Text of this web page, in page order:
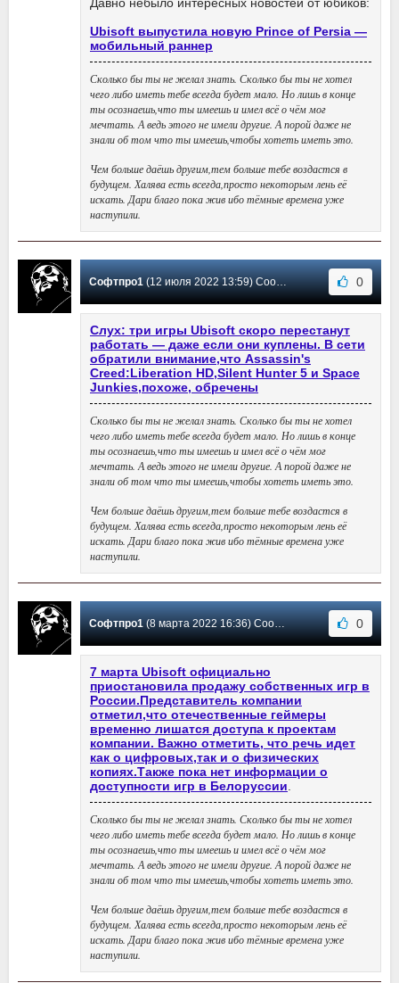
Ubisoft выпустила новую Prince of Persia —
мобильный раннер
Сколько бы ты не желал знать. Сколько бы ты не хотел
чего либо иметь тебе всегда будет мало. Но лишь в конце
ты осознаешь,что ты имеешь и имел всё о чём мог
мечтать. А ведь этого не имели другие. А порой даже не
знали об том что ты имеешь,чтобы хотеть иметь это.
Чем больше даёшь другим,тем больше тебе воздастся в
будущем. Халява есть всегда,просто некоторым лень её
искать. Дари благо пока жив ибо тёмные времена уже
наступили.
Софтпро1(12 июля 2022 13:59) Сообщение #83 0
Слух: три игры Ubisoft скоро перестанут
работать — даже если они куплены. В сети
обратили внимание,что Assassin's
Creed:Liberation HD,Silent Hunter 5 и Space
Junkies,похоже, обречены
Сколько бы ты не желал знать. Сколько бы ты не хотел
чего либо иметь тебе всегда будет мало. Но лишь в конце
ты осознаешь,что ты имеешь и имел всё о чём мог
мечтать. А ведь этого не имели другие. А порой даже не
знали об том что ты имеешь,чтобы хотеть иметь это.
Чем больше даёшь другим,тем больше тебе воздастся в
будущем. Халява есть всегда,просто некоторым лень её
искать. Дари благо пока жив ибо тёмные времена уже
наступили.
Софтпро1(8 марта 2022 16:36) Сообщение #82 0
7 марта Ubisoft официально
приостановила продажу собственных игр в
России.Представитель компании
отметил,что отечественные геймеры
временно лишатся доступа к проектам
компании. Важно отметить, что речь идет
как о цифровых,так и о физических
копиях.Также пока нет информации о
доступности игр в Белоруссии
Сколько бы ты не желал знать. Сколько бы ты не хотел
чего либо иметь тебе всегда будет мало. Но лишь в конце
ты осознаешь,что ты имеешь и имел всё о чём мог
мечтать. А ведь этого не имели другие. А порой даже не
знали об том что ты имеешь,чтобы хотеть иметь это.
Чем больше даёшь другим,тем больше тебе воздастся в
будущем. Халява есть всегда,просто некоторым лень её
искать. Дари благо пока жив ибо тёмные времена уже
наступили.